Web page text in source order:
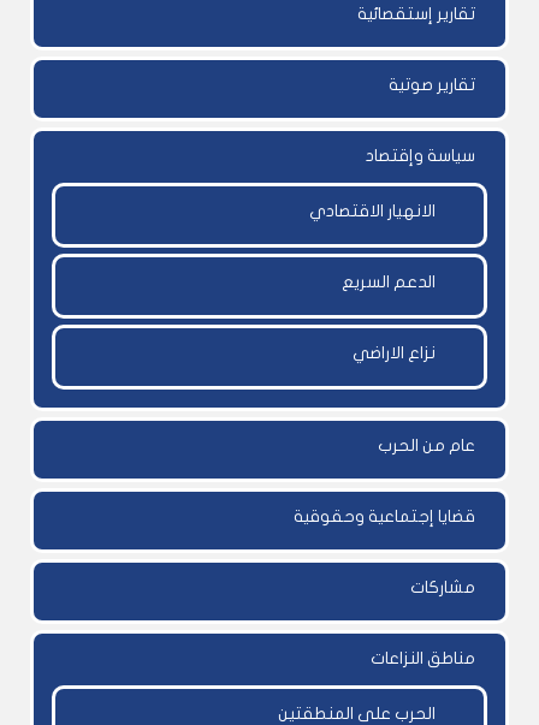
تقارير إستقصائية
تقارير صوتية
سياسة وإقتصاد
الانهيار الاقتصادي
الدعم السريع
نزاع الاراضي
عام من الحرب
قضايا إجتماعية وحقوقية
مشاركات
مناطق النزاعات
الحرب على المنطقتين